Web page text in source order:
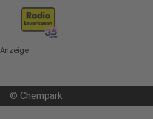
Anzeige
© Chempark